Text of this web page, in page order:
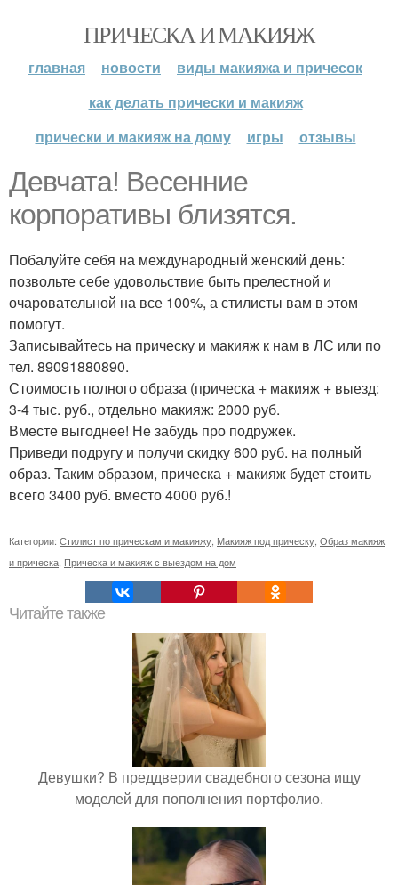
ПРИЧЕСКА И МАКИЯЖ
главная новости
виды макияжа и причесок
как делать прически и макияж
прически и макияж на дому
игры отзывы
Девчата! Весенние
корпоративы близятся.
Побалуйте себя на международный женский день:
позвольте себе удовольствие быть прелестной и
очаровательной на все 100%, а стилисты вам в этом
помогут.
Записывайтесь на прическу и макияж к нам в ЛС или по
тел. 89091880890.
Стоимость полного образа (прическа + макияж + выезд:
3-4 тыс. руб., отдельно макияж: 2000 руб.
Вместе выгоднее! Не забудь про подружек.
Приведи подругу и получи скидку 600 руб. на полный
образ. Таким образом, прическа + макияж будет стоить
всего 3400 руб. вместо 4000 руб.!
Категории: Стилист по прическам и макияжу Макияж под прическу Образ макияж
и прическа Прическа и макияж с выездом на дом
Читайте также
Девушки? В преддверии свадебного сезона ищу
моделей для пополнения портфолио.